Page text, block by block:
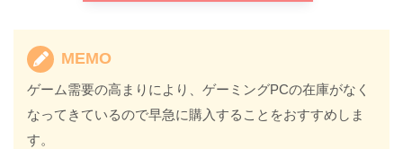
MEMO
ゲーム需要の高まりにより、ゲーミングPCの在庫がなく
なってきているので早急に購入することをおすすめしま
す。